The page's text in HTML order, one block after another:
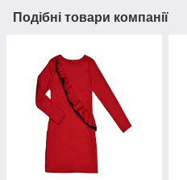
Подібні товари компанії